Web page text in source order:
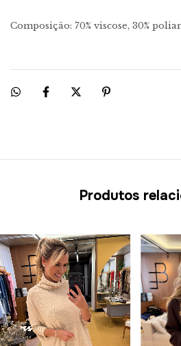
Composição: 70% viscose, 30%
Produtos